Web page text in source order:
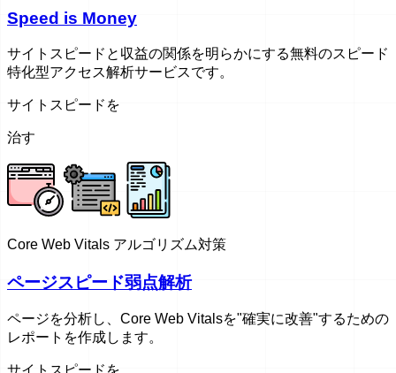
Speed is Money
サイトスピードと収益の関係を明らかにする無料のスピード
特化型アクセス解析サービスです。
サイトスピードを
治す
Core Web Vitals アルゴリズム対策
ページスピード弱点解析
ページを分析し、Core Web Vitalsを"確実に改善"するための
レポートを作成します。